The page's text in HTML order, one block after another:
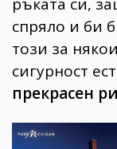
ръката си,
спряло и би
този за
сигурност
прекрасен